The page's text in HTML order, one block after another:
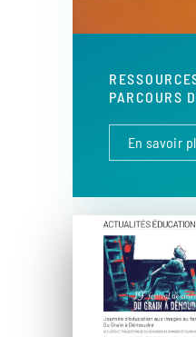
PARCOURS
En savoir